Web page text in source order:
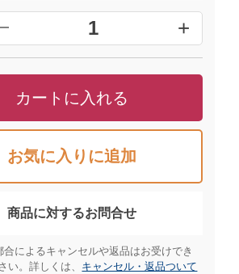
1 +
カートに入れる
お気に入りに追加
商品に対するお問合せ​
によるキャンセルや返品はお受けでき
い。詳しくは、 キャンセル・返品ついて